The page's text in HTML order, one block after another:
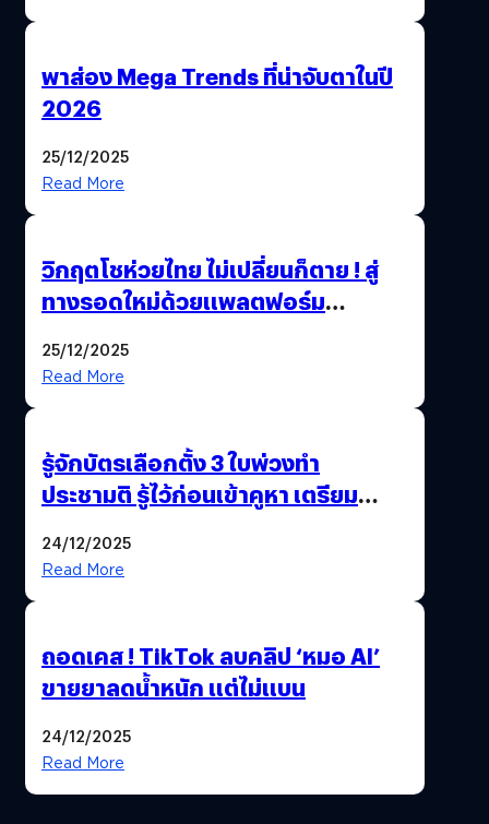
พาส่อง Mega Trends ที่น่าจับตาในปี
2026
25/12/2025
Read More
วิกฤตโชห่วยไทย ไม่เปลี่ยนก็ตาย ! สู่
ทางรอดใหม่ด้วยแพลตฟอร์ม
25/12/2025
Read More
รู้จักบัตรเลือกตั้ง 3 ใบพ่วงทำ
ประชามติ รู้ไว้ก่อนเข้าคูหา เตรียม
24/12/2025
Read More
ถอดเคส ! TikTok ลบคลิป ‘หมอ AI’
ขายยาลดน้ำหนัก แต่ไม่แบน
24/12/2025
Read More